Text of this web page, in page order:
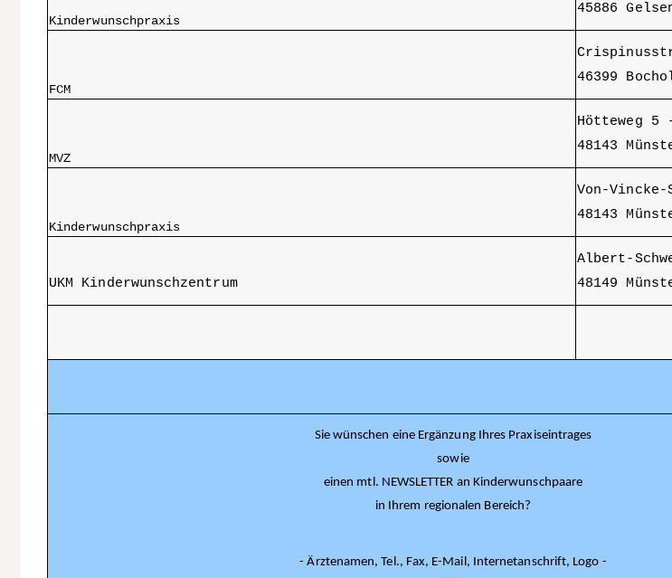
Kinderwunschpraxis
45886
FCM
46399
MVZ
Hötteweg 5
48143
Kinderwunschpraxis
Von-
48143
UKM Kinderwunschzentrum
Albert-
48149
Sie wünschen eine Ergänzung Ihres Praxiseintrages
sowie
einen mtl. NEWSLETTER an Kinderwunschpaare
in Ihrem regionalen Bereich?
- Ärztenamen, Tel., Fax, E-Mail, Internetanschrift, Logo -